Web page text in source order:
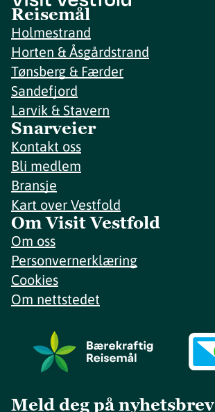
Reisemål
Holmestrand
Horten & Åsgårdstrand
Tønsberg & Færder
Sandefjord
Larvik & Stavern
Snarveier
Kontakt oss
Bli medlem
Bransje
Kart over Vestfold
Om Visit Vestfold
Om oss
Personvernerklæring
Cookies
Om nettstedet
Meld deg på nyhetsbrev